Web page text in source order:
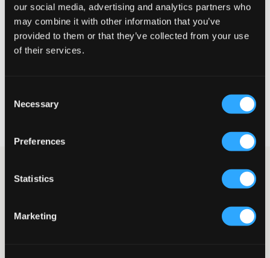
our social media, advertising and analytics partners who
may combine it with other information that you’ve
provided to them or that they’ve collected from your use
of their services.
Selection
Necessary
Preferences
Statistics
Marketing
STORLEKSGUIDE
Fri fraktpå beställningar över 699 kr
Shorts från Garcia i en mörkblå nyans. Midjan är justerbar och
gylfen består av knapp och dragkedja. Dessa shorts går lika bra
Knapp och dragkedja